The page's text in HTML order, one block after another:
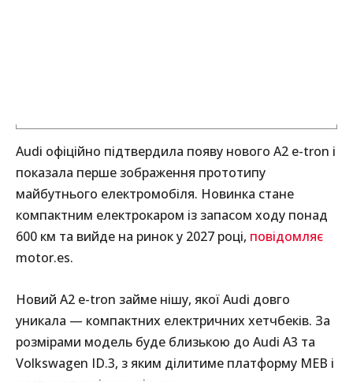
Audi офіційно підтвердила появу нового A2 e-tron і
показала перше зображення прототипу
майбутнього електромобіля. Новинка стане
компактним електрокаром із запасом ходу понад
600 км та вийде на ринок у 2027 році, повідомляє
motor.es.
Новий A2 e-tron займе нішу, якої Audi довго
уникала — компактних електричних хетчбеків. За
розмірами модель буде близькою до Audi A3 та
Volkswagen ID.3, з яким ділитиме платформу MEB і